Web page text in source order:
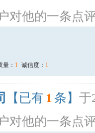
对他的一条点
量： 1 诚信度： 1
【已有 1 条】 于
对他的一条点